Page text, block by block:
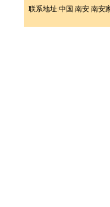
联系地址:中国.南安 南安